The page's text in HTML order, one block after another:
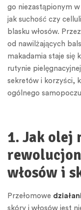
go niezastąpionym
jak suchość czy
blasku włosów.
od nawilżających
makadamia staje się
rutynie
sekretów i korzyści,
ogólnego
1. Jak olej
włosów i
Przełomowe
skóry i włosów jest